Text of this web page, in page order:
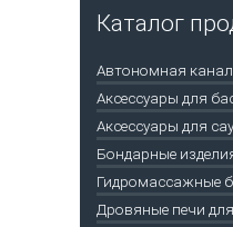
Каталог
Автономная
Аксессуары для
Аксессуары для
Бондарные
Гидромассажные
Дровяные печи